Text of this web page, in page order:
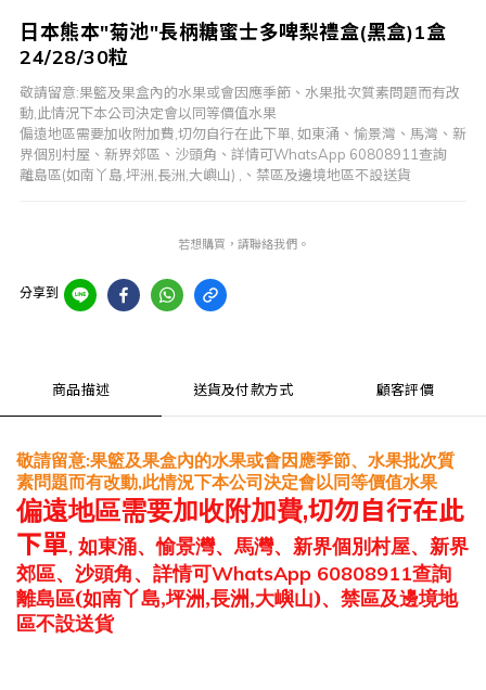
日本熊本"菊池"長柄糖蜜士多啤梨禮盒(黑盒)1盒
24/28/30粒
敬請留意:果籃及果盒內的水果或會因應季節、水果批次質素問題而有改
動,此情況下本公司決定會以同等價值水果
偏遠地區需要加收附加費,切勿自行在此下單, 如東涌、愉景灣、馬灣、新
界個別村屋、新界郊區、沙頭角、詳情可WhatsApp 60808911查詢
離島區(如南丫島,坪洲,長洲,大嶼山) ,、禁區及邊境地區不設送貨
若想購買，請聯絡我們。
分享到
商品描述 送貨及付款方式 顧客評價
敬請留意:果籃及果盒內的水果或會因應季節、水果批次質
素問題而有改動,此情況下本公司決定會以同等價值水果
偏遠地區需要加收附加費,切勿自行在此
下單, 如東涌、愉景灣、馬灣、新界個別村屋、新界
郊區、沙頭角、詳情可WhatsApp 60808911查詢
離島區(如南丫島,坪洲,長洲,大嶼山)、禁區及邊境地
區不設送貨